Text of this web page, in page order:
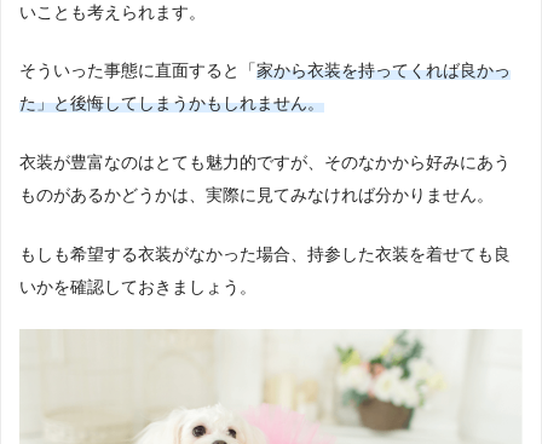
いことも考えられます。
そういった事態に直面すると「家から衣装を持ってくれば良かっ
た」と後悔してしまうかもしれません。
衣装が豊富なのはとても魅力的ですが、そのなかから好みにあう
ものがあるかどうかは、実際に見てみなければ分かりません。
もしも希望する衣装がなかった場合、持参した衣装を着せても良
いかを確認しておきましょう。